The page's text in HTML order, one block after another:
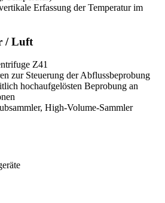
Erfassung der Temperatur im
/ Luft
Z41
zur Steuerung der Abflussbeprobung
hochaufgelösten Beprobung an
High-Volume-Sammler